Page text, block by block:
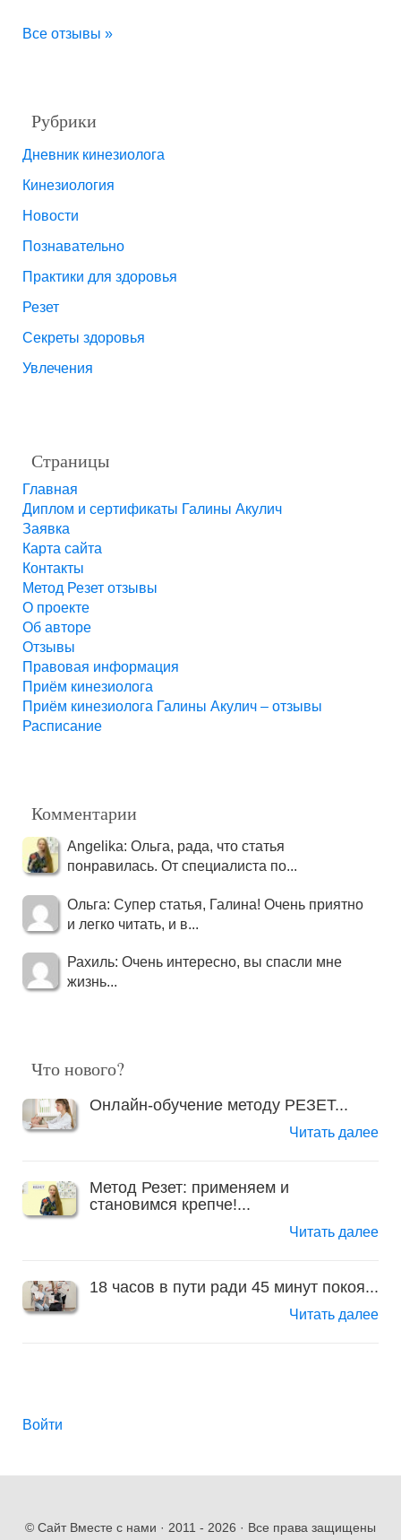
Все отзывы »
Рубрики
Дневник кинезиолога
Кинезиология
Новости
Познавательно
Практики для здоровья
Резет
Секреты здоровья
Увлечения
Страницы
Главная
Диплом и сертификаты Галины Акулич
Заявка
Карта сайта
Контакты
Метод Резет отзывы
О проекте
Об авторе
Отзывы
Правовая информация
Приём кинезиолога
Приём кинезиолога Галины Акулич – отзывы
Расписание
Комментарии
Angelika: Ольга, рада, что статья
понравилась. От специалиста по...
Ольга: Супер статья, Галина! Очень приятно
и легко читать, и в...
Рахиль: Очень интересно, вы спасли мне
жизнь...
Что нового?
Онлайн-обучение методу РЕЗЕТ...
Читать далее
Метод Резет: применяем и
становимся крепче!...
Читать далее
18 часов в пути ради 45 минут покоя...
Читать далее
Войти
© Сайт Вместе с нами · 2011 - 2026 · Все права защищены